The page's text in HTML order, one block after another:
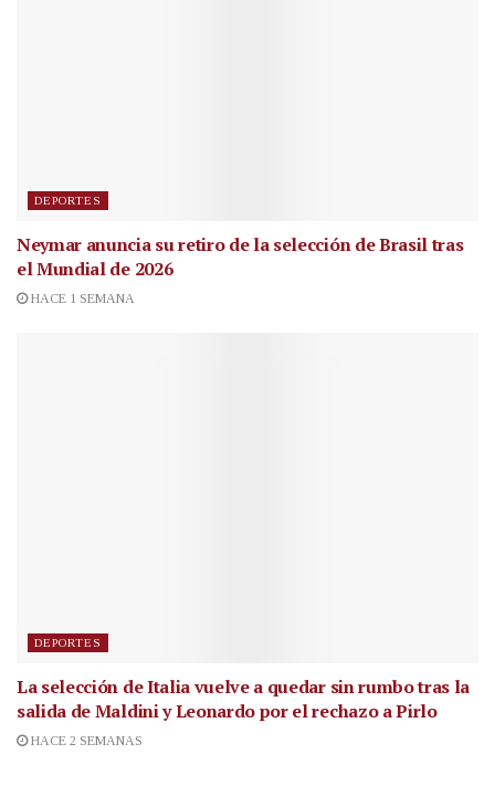
DEPORTES
Neymar anuncia su retiro de la selección de Brasil tras
el Mundial de 2026
HACE 1 SEMANA
DEPORTES
La selección de Italia vuelve a quedar sin rumbo tras la
salida de Maldini y Leonardo por el rechazo a Pirlo
HACE 2 SEMANAS